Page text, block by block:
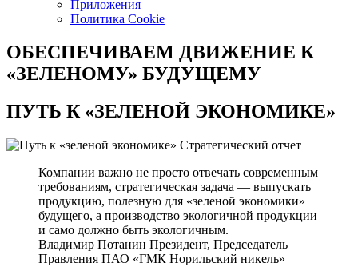
Приложения
Политика Cookie
ОБЕСПЕЧИВАЕМ ДВИЖЕНИЕ К
«ЗЕЛЕНОМУ» БУДУЩЕМУ
ПУТЬ К«ЗЕЛЕНОЙ ЭКОНОМИКЕ»
Стратегический отчет
Компании важно не просто отвечать современным
требованиям, стратегическая задача — выпускать
продукцию, полезную для «зеленой экономики»
будущего, а производство экологичной продукции
и само должно быть экологичным.
Владимир Потанин Президент, Председатель
Правления ПАО «ГМК Норильский никель»